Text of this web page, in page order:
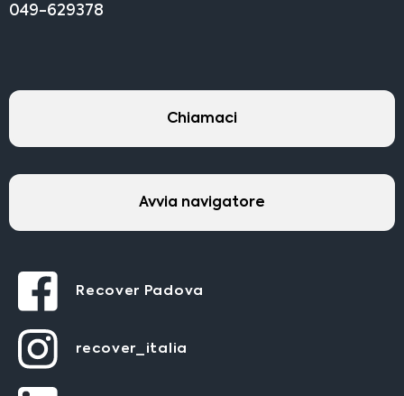
049-629378
Chiamaci
Avvia navigatore
Recover Padova
recover_italia